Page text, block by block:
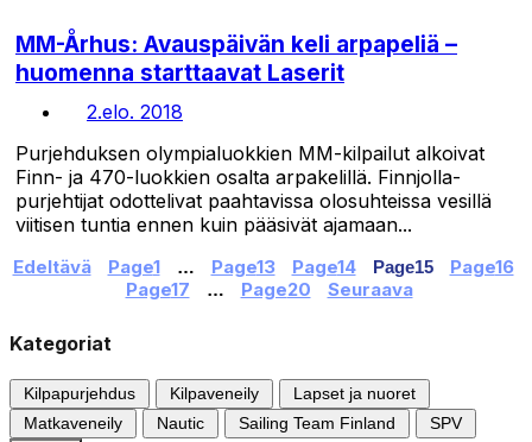
MM-Århus: Avauspäivän keli arpapeliä –
huomenna starttaavat Laserit
2.elo. 2018
Purjehduksen olympialuokkien MM-kilpailut alkoivat
Finn- ja 470-luokkien osalta arpakelillä. Finnjolla-
purjehtijat odottelivat paahtavissa olosuhteissa vesillä
viitisen tuntia ennen kuin pääsivät ajamaan...
Edeltävä Page1 … Page13 Page14 Page15 Page16
Page17 … Page20 Seuraava
Kategoriat
Kilpapurjehdus Kilpaveneily
Lapset ja nuoret
Matkaveneily
Nautic Sailing Team Finland
SPV